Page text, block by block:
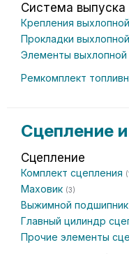
Система выпуска
Крепления
Прокладки
Элементы
Ремкомплект
Сцепление
Сцепление
Комплект сцепления
Маховик (3)
Выжимной подшипник
Главный цилиндр
Прочие элементы